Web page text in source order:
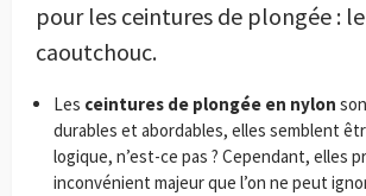
pour les ceintures de plongée :
caoutchouc.
Les ceintures de plongée en nylon
durables et abordables, elles semblent
logique, n’est-ce pas ? Cependant, elles
inconvénient majeur que l’on ne peut